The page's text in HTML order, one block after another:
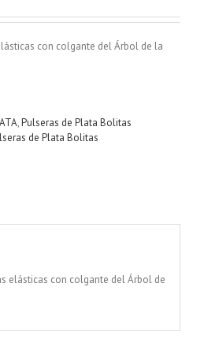
con colgante del Árbol de la
,Pulseras de Plata Bolitas
de Plata Bolitas
elásticas con colgante del Árbol de